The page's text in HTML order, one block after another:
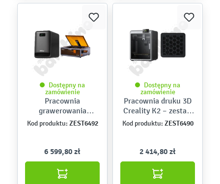
Dostępny na
zamówienie
Pracownia
grawerowania
laserowego Creality
Falcon A1 Pro 20 W –
Kod produktu: ZEST6492
6 599,80 zł
Dostępny na
zamówienie
Pracownia druku 3D
Creality K2 – zestaw
Start
Kod produktu: ZEST6490
2 414,80 zł